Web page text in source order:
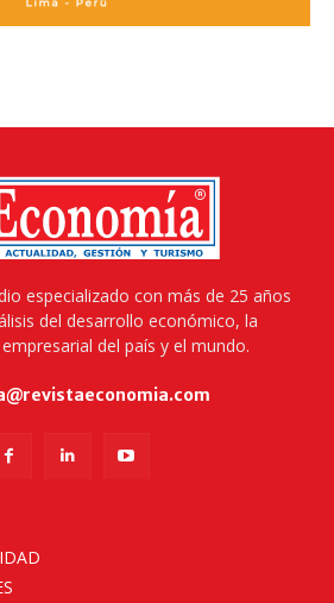
especializado con más de 25 años
del desarrollo económico, la
del país y el mundo.